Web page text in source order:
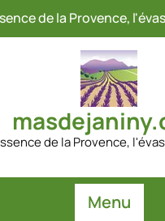
de la Provence,
de la Provence,
Menu